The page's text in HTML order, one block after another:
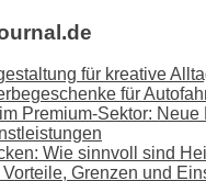
für kreative
für
Premium-Sektor: Neue
Wie sinnvoll sind
Grenzen und